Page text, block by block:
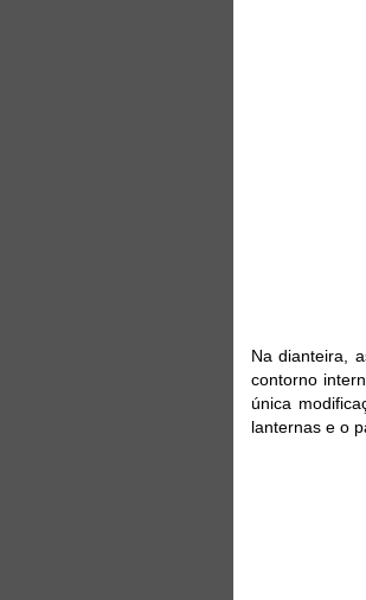
Na dianteira,
contorno
única
lanternas e o